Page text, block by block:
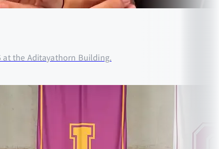
at the Aditayathorn Building.